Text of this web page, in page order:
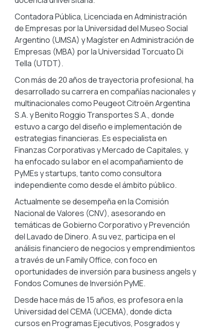
Contadora Pública, Licenciada en Administración
de Empresas por la Universidad del Museo Social
Argentino (UMSA) y Magíster en Administración de
Empresas (MBA) por la Universidad Torcuato Di
Tella (UTDT).
Con más de 20 años de trayectoria profesional, ha
desarrollado su carrera en compañías nacionales y
multinacionales como Peugeot Citroën Argentina
S.A. y Benito Roggio Transportes S.A., donde
estuvo a cargo del diseño e implementación de
estrategias financieras. Es especialista en
Finanzas Corporativas y Mercado de Capitales, y
ha enfocado su labor en el acompañamiento de
PyMEs y startups, tanto como consultora
independiente como desde el ámbito público.
Actualmente se desempeña en la Comisión
Nacional de Valores (CNV), asesorando en
temáticas de Gobierno Corporativo y Prevención
del Lavado de Dinero. A su vez, participa en el
análisis financiero de negocios y emprendimientos
a través de un Family Office, con foco en
oportunidades de inversión para business angels y
Fondos Comunes de Inversión PyME.
Desde hace más de 15 años, es profesora en la
Universidad del CEMA (UCEMA), donde dicta
cursos en Programas Ejecutivos, Posgrados y